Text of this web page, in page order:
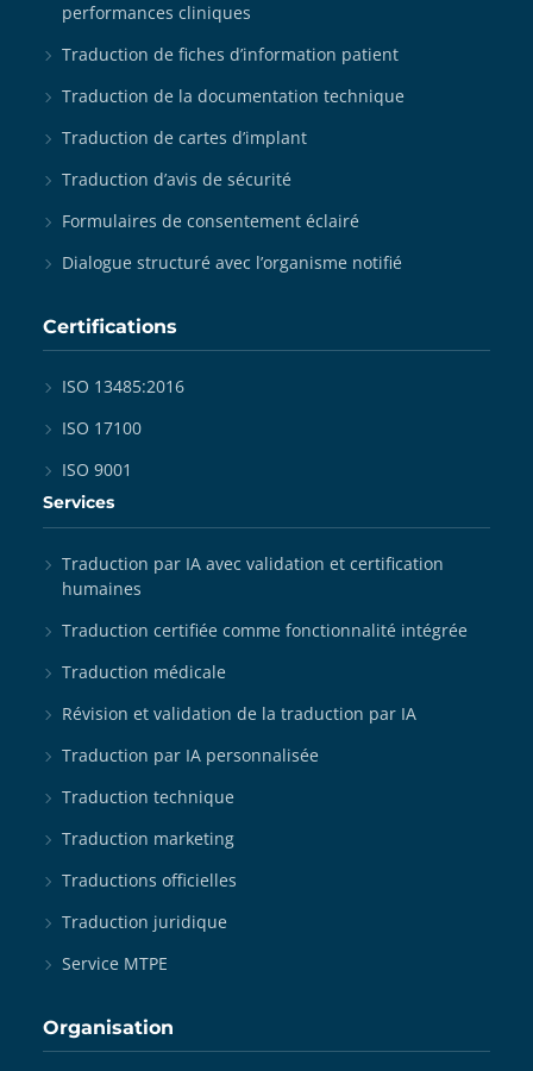
performances cliniques
Traduction de fiches d’information patient
Traduction de la documentation technique
Traduction de cartes d’implant
Traduction d’avis de sécurité
Formulaires de consentement éclairé
Dialogue structuré avec l’organisme notifié
Certifications
ISO 13485:2016
ISO 17100
ISO 9001
Services
Traduction par IA avec validation et certification
humaines
Traduction certifiée comme fonctionnalité intégrée
Traduction médicale
Révision et validation de la traduction par IA
Traduction par IA personnalisée
Traduction technique
Traduction marketing
Traductions officielles
Traduction juridique
Service MTPE
Organisation